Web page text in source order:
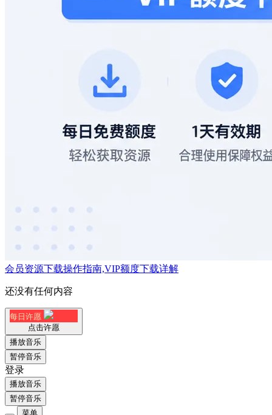
会员资源下载操作指南,VIP额度下载详解
还没有任何内容
每日许愿
点击许愿
播放音乐
暂停音乐
登录
播放音乐
暂停音乐
菜单